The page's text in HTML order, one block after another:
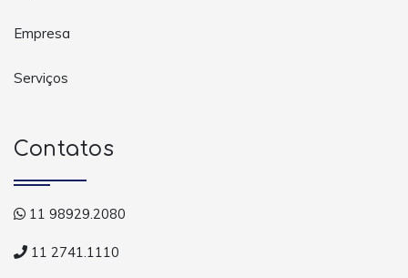
Empresa
Serviços
Contatos
11 98929.2080
11 2741.1110